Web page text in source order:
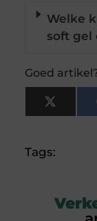
Welke
soft gel
Goed
X
Tags: